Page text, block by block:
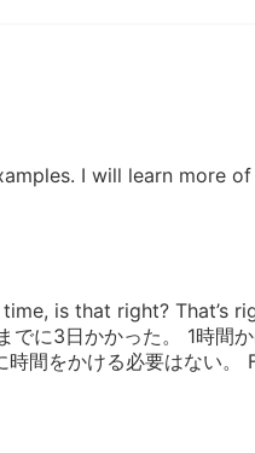
I will learn more of
is that right? That’s
に3日かかった。 1時間
間をかける必要はない。